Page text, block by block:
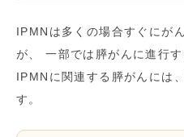
IPMNは多くの場合すぐにが
が、 一部では膵がんに進行す
IPMNに関連する膵がんには
す。